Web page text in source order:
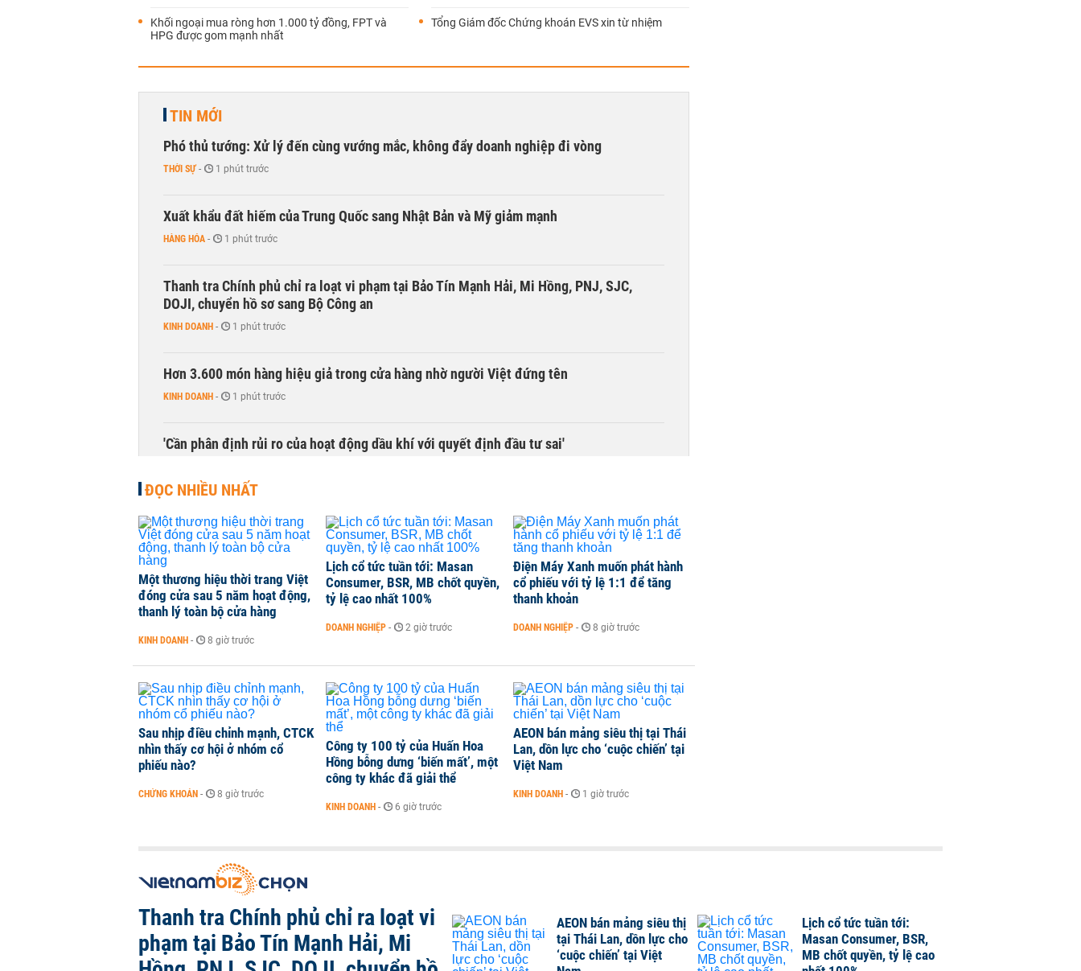
Khối ngoại mua ròng hơn 1.000 tỷ đồng, FPT và
HPG được gom mạnh nhất
Tổng Giám đốc Chứng khoán EVS xin từ nhiệm
TIN MỚI
Phó thủ tướng: Xử lý đến cùng vướng mắc, không đẩy doanh nghiệp đi vòng
THỜI SỰ - 1 phút trước
Xuất khẩu đất hiếm của Trung Quốc sang Nhật Bản và Mỹ giảm mạnh
HÀNG HÓA - 1 phút trước
Thanh tra Chính phủ chỉ ra loạt vi phạm tại Bảo Tín Mạnh Hải, Mi Hồng, PNJ, SJC,
DOJI, chuyển hồ sơ sang Bộ Công an
KINH DOANH - 1 phút trước
Hơn 3.600 món hàng hiệu giả trong cửa hàng nhờ người Việt đứng tên
KINH DOANH - 1 phút trước
'Cần phân định rủi ro của hoạt động dầu khí với quyết định đầu tư sai'
ĐỌC NHIỀU NHẤT
Một thương hiệu thời trang Việt
đóng cửa sau 5 năm hoạt động,
thanh lý toàn bộ cửa hàng
KINH DOANH - 8 giờ trước
Lịch cổ tức tuần tới: Masan
Consumer, BSR, MB chốt quyền,
tỷ lệ cao nhất 100%
DOANH NGHIỆP - 2 giờ trước
Điện Máy Xanh muốn phát hành
cổ phiếu với tỷ lệ 1:1 để tăng
thanh khoản
DOANH NGHIỆP - 8 giờ trước
Sau nhịp điều chỉnh mạnh, CTCK
nhìn thấy cơ hội ở nhóm cổ
phiếu nào?
CHỨNG KHOÁN - 8 giờ trước
Công ty 100 tỷ của Huấn Hoa
Hồng bỗng dưng ‘biến mất’, một
công ty khác đã giải thể
KINH DOANH - 6 giờ trước
AEON bán mảng siêu thị tại Thái
Lan, dồn lực cho ‘cuộc chiến’ tại
Việt Nam
KINH DOANH - 1 giờ trước
Thanh tra Chính phủ chỉ ra loạt vi
phạm tại Bảo Tín Mạnh Hải, Mi
AEON bán mảng siêu thị
tại Thái Lan, dồn lực cho
‘cuộc chiến’ tại Việt
Lịch cổ tức tuần tới:
Masan Consumer, BSR,
MB chốt quyền, tỷ lệ cao